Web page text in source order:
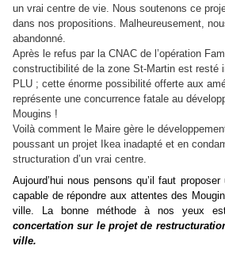
un vrai centre de vie. Nous soutenons ce
dans nos propositions. Malheureusement,
abandonné.
Après le refus par la CNAC de l’opération
constructibilité de la zone St-Martin est resté
PLU ; cette énorme possibilité offerte aux
représente une concurrence fatale au
Mougins !
Voilà comment le Maire gère le
poussant un projet Ikea inadapté et en
structuration d’un vrai centre.
Aujourd’hui nous pensons qu’il faut
capable de répondre aux attentes des
ville. La bonne méthode à nos yeux
concertation sur le projet de
ville.